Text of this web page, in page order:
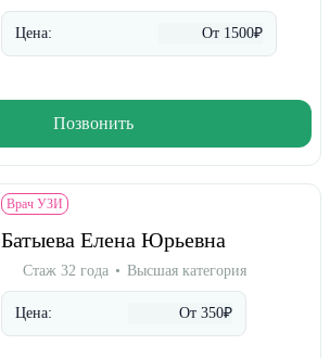
Цена: От 1500₽
Позвонить
Врач УЗИ
Батыева Елена Юрьевна
Стаж 32 года Высшая категория
Цена: От 350₽